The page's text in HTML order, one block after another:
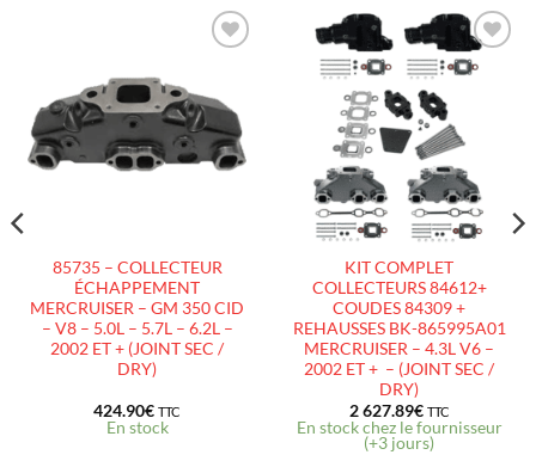
À LA
LISTE
D’ENVIES
85735 – COLLECTEUR
ÉCHAPPEMENT
MERCRUISER – GM 350 CID
– V8 – 5.0L – 5.7L – 6.2L –
2002 ET + (JOINT SEC /
DRY)
424.90€ TTC
En stock
AJOUTER
LISTE
D’ENVIES
KIT COMPLET
COLLECTEURS 84612+
COUDES 84309 +
REHAUSSES BK-865995A01
MERCRUISER – 4.3L V6 –
2002 ET + – (JOINT SEC /
DRY)
2 627.89€ TTC
En stock chez le fournisseur
(+3 jours)